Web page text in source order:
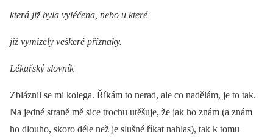
která již byla vyléčena, nebo u které
již vymizely veškeré příznaky.
Lékařský slovník
Zbláznil se mi kolega. Říkám to nerad, ale co nadělám, je to tak.
Na jedné straně mě sice trochu utěšuje, že jak ho znám (a znám
ho dlouho, skoro déle než je slušné říkat nahlas), tak k tomu